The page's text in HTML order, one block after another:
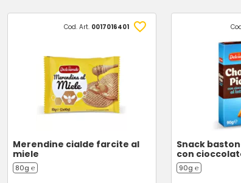
Cod. Art. 0017016401
Merendine cialde farcite al
miele
80g ℮
Snack
con
90g ℮